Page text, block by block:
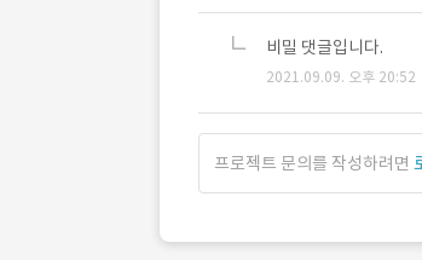
비밀 댓글입니다.
2021.09.09. 오후 20:52
프로젝트 문의를 작성하려면